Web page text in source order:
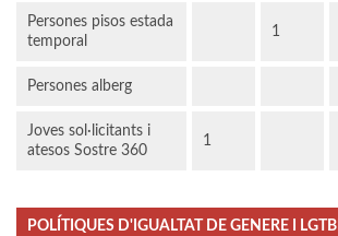
Persones pisos estada
temporal
1
Persones alberg
Joves sol·licitants i
atesos Sostre 360
1
POLÍTIQUES D'IGUALTAT DE GENERE I LGTBI